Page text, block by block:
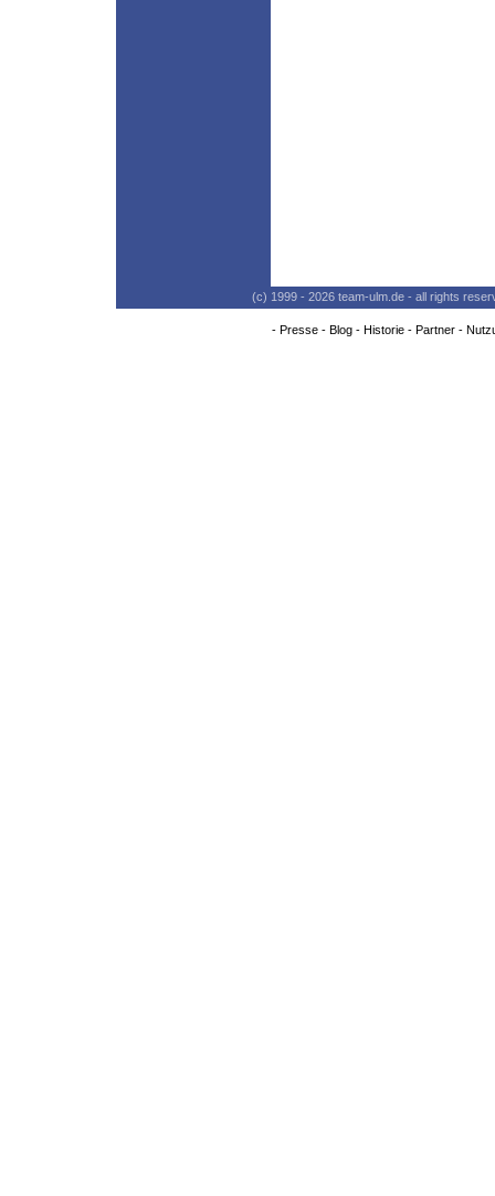
(c) 1999 - 2026 team-ulm.de - all rights
- Presse- Blog- Historie- Partner-